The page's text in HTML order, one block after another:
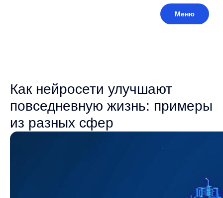
Как нейросети улучшают
повседневную жизнь: примеры
из разных сфер